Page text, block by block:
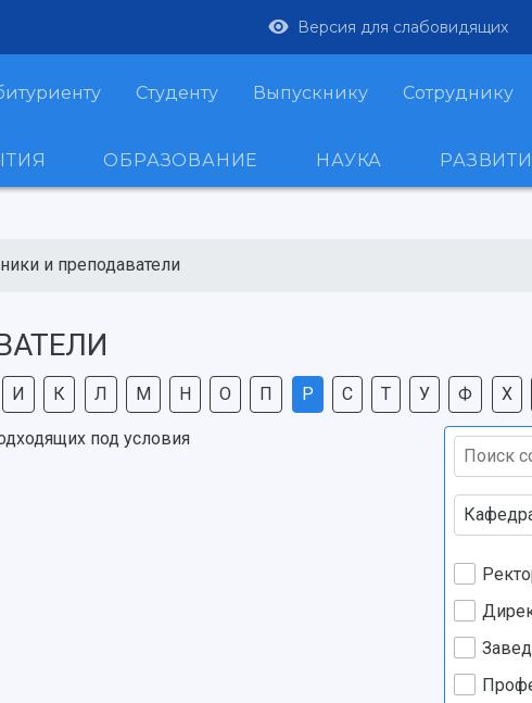
Версия для слабовидящих
Студенту Выпускнику Сотруднику
ОБРАЗОВАНИЕ НАУКА
и преподаватели
И К Л М Н О П Р С Т У Ф Х
под условия
Поиск